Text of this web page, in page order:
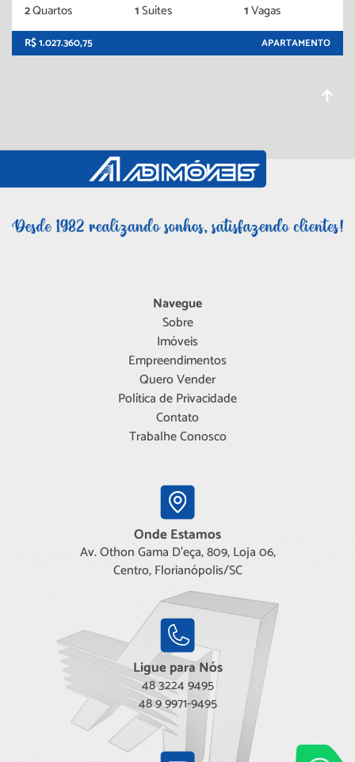
2Quartos 1Suítes 1Vagas
R$ 1.027.360,75 APARTAMENTO
Navegue
Sobre
Imóveis
Empreendimentos
Quero Vender
Política de Privacidade
Contato
Trabalhe Conosco
Onde Estamos
Av. Othon Gama D'eça, 809, Loja 06,
Centro, Florianópolis/SC
Ligue para Nós
48 3224 9495
48 9 9971-9495